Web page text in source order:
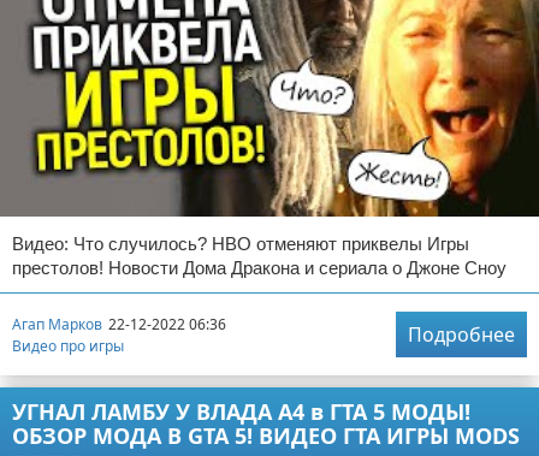
Видео: Что случилось? НВО отменяют приквелы Игры
престолов! Новости Дома Дракона и сериала о Джоне Сноу
Агап Марков 22-12-2022 06:36
Видео про игры
Подробнее
УГНАЛ ЛАМБУ У ВЛАДА А4 в ГТА 5 МОДЫ!
ОБЗОР МОДА В GTA 5! ВИДЕО ГТА ИГРЫ MODS